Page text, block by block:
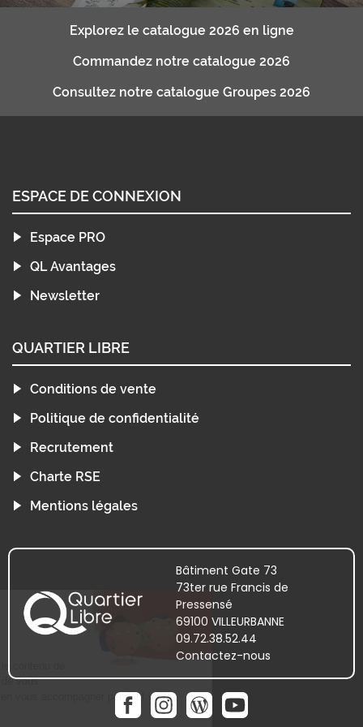
Explorez le catalogue 2026 en ligne
Commandez notre catalogue 2026
Consultez notre catalogue Groupes 2026
ESPACE DE CONNEXION
Espace PRO
QL Avantages
Newsletter
QUARTIER LIBRE
Conditions de vente
Politique de confidentialité
Recrutement
Charte RSE
Mentions légales
Bâtiment Gate 73
73ter rue Francis de
Pressensé
69100 VILLEURBANNE
09.72.38.52.44
Contactez-nous